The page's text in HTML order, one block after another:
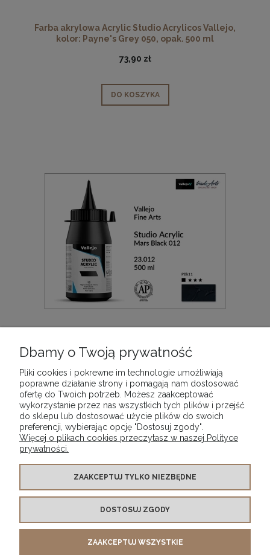
Farba akrylowa Acrylic Studio Acrylicos Vallejo,
kolor: Payne's Grey 050, opak. 500 ml
73,90 zł
DO KOSZYKA
kolor: Mars Black 012, opak. 500 ml
73,90 zł
DO KOSZYKA
WARUNKI ZAKUPÓW
MOJE KONTO
INFORMACJE O SKLEPIE
Dbamy o Twoją prywatność
Pliki cookies i pokrewne im technologie umożliwiają
poprawne działanie strony i pomagają nam dostosować
ofertę do Twoich potrzeb. Możesz zaakceptować
wykorzystanie przez nas wszystkich tych plików i przejść
do sklepu lub dostosować użycie plików do swoich
preferencji, wybierając opcję "Dostosuj zgody".
Więcej o plikach cookies przeczytasz w naszej Polityce
prywatności.
ZAAKCEPTUJ TYLKO NIEZBĘDNE
DOSTOSUJ ZGODY
ZAAKCEPTUJ WSZYSTKIE